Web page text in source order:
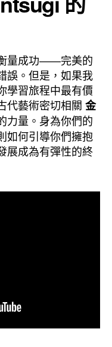
量成功——完美的
誤。但是，如果我
學習旅程中最有價
代藝術密切相關 金
力量。身為你們的
如何引導你們擁抱
展成為有彈性的終